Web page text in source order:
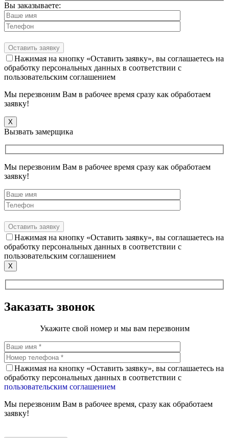
Вы заказываете:
Нажимая на кнопку «Оставить заявку», вы соглашаетесь на
обработку персональных данных в соответствии с
пользовательским соглашением
Мы перезвоним Вам в рабочее время сразу как обработаем
заявку!
X
Вызвать замерщика
Мы перезвоним Вам в рабочее время сразу как обработаем
заявку!
Нажимая на кнопку «Оставить заявку», вы соглашаетесь на
обработку персональных данных в соответствии с
пользовательским соглашением
X
Заказать звонок
Укажите свой номер и мы вам перезвоним
Нажимая на кнопку «Оставить заявку», вы соглашаетесь на
обработку персональных данных в соответствии с
пользовательским соглашением
Мы перезвоним Вам в рабочее время, сразу как обработаем
заявку!